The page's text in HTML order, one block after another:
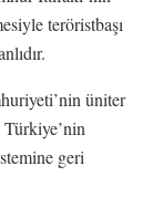
teröristbaşı
üniter
geri